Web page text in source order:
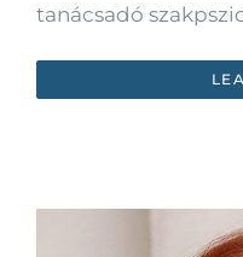
tanácsadó